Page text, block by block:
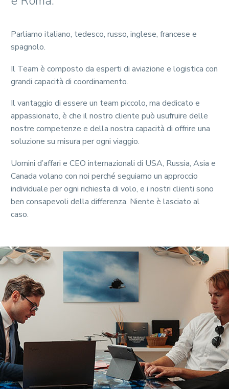
Parliamo italiano, tedesco, russo, inglese, francese e
spagnolo.
Il Team è composto da esperti di aviazione e logistica con
grandi capacità di coordinamento.
Il vantaggio di essere un team piccolo, ma dedicato e
appassionato, è che il nostro cliente può usufruire delle
nostre competenze e della nostra capacità di offrire una
soluzione su misura per ogni viaggio.
Uomini d’affari e CEO internazionali di USA, Russia, Asia e
Canada volano con noi perché seguiamo un approccio
individuale per ogni richiesta di volo, e i nostri clienti sono
ben consapevoli della differenza. Niente è lasciato al
caso.